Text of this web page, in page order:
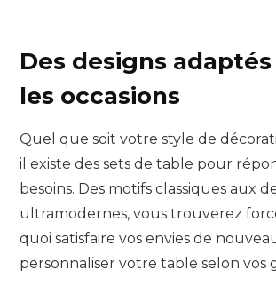
Des designs
les occasions
Quel que soit votre style de
il existe des sets de table pour
besoins. Des motifs classiques aux
ultramodernes, vous trouverez
quoi satisfaire vos envies de
personnaliser votre table selon vos